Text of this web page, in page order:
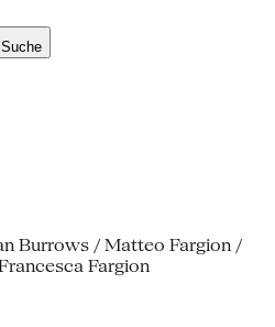
Suche
Burrows / Matteo Fargion /
Fargion